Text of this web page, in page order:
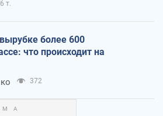
т.
более 600
что происходит на
372